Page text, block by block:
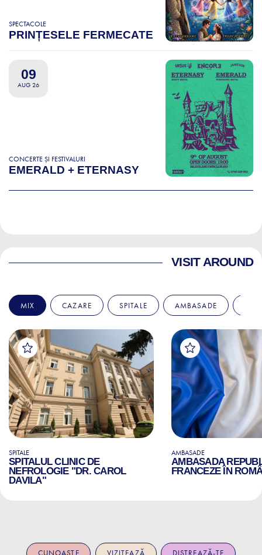
SPECTACOLE
PRINȚESELE FERMECATE
09
AUG 26
CONCERTE ȘI FESTIVALURI
EMERALD + ETERNASY
VISIT AROUND
MIX CAZARE SPITALE AMBASADE
SPITALE
SPITALUL CLINIC DE
NEFROLOGIE "DR. CAROL
DAVILA"
AMBASADE
AMBASADA
FRANCEZE ÎN
CUNOAȘTE VIZITEAZĂ DISTREAZĂ-TE